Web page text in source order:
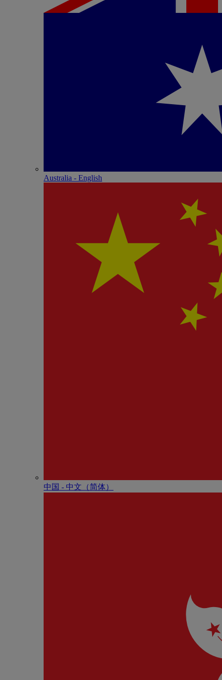
Australia - English
中国 - 中⽂（简体）